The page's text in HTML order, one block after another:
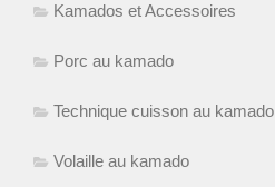
Kamados et Accessoires
Porc au kamado
Technique cuisson au kamado
Volaille au kamado